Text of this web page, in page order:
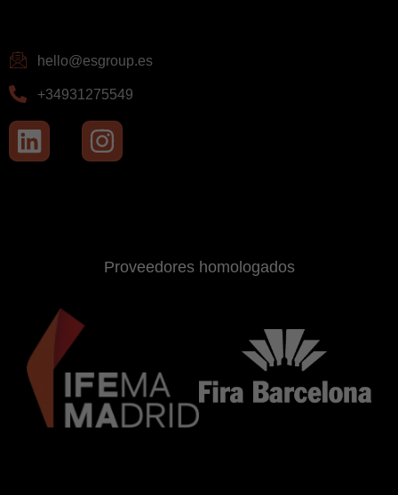
hello@esgroup.es
+34931275549
Proveedores homologados